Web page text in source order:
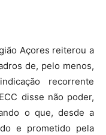
Açores reiterou a
de, pelo menos,
recorrente
disse não poder,
o que, desde a
e prometido pela